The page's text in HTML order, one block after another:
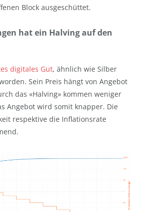
Block ausgeschüttet.
hat ein Halving auf den
digitales Gut, ähnlich wie Silber
Sein Preis hängt von Angebot
das «Halving» kommen weniger
Angebot wird somit knapper. Die
respektive die Inflationsrate